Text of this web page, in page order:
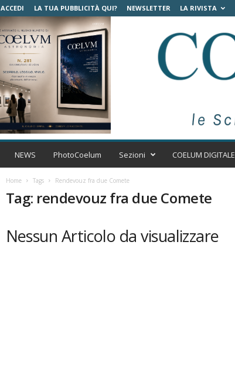
ACCEDI LA TUA PUBBLICITÀ QUI? NEWSLETTER LA RIVISTA
C
l
t
NEWS PhotoCoelum Sezioni COELUM DIGITALE
Home Tags Rendevouz fra due Comete
Tag: rendevouz fra due Comete
Nessun Articolo da visualizzare